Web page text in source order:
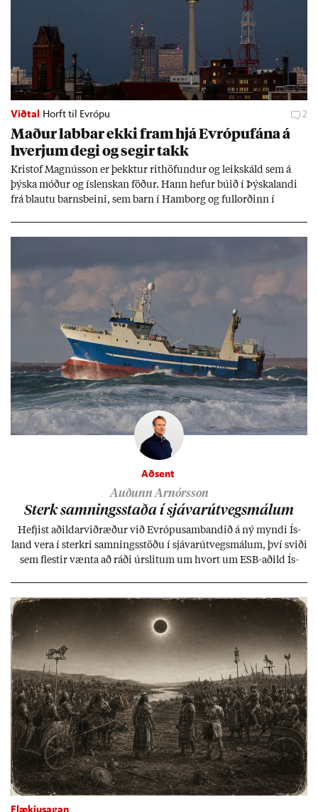
Viðtal Horft til Evrópu 2
Mað­ur labb­ar ekki fram hjá Evr­ópuf­ána á
hverj­um degi og seg­ir takk
Kri­stof Magnús­son er þekkt­ur rit­höf­und­ur og leik­skáld sem á
þýska móð­ur og ís­lensk­an föð­ur. Hann hef­ur bú­ið í Þýskalandi
frá blautu barns­beini, sem barn í Ham­borg og full­orð­inn í
Aðsent
Auðunn Arnórsson
Sterk samn­ings­staða í sjáv­ar­út­vegs­mál­um
Hefj­ist að­ild­ar­við­ræð­ur við Evr­ópu­sam­band­ið á ný myndi Ís­
land vera í sterkri samn­ings­stöðu í sjáv­ar­út­vegs­mál­um, því sviði
sem flest­ir vænta að ráði úr­slit­um um hvort um ESB-að­ild Ís­
kerfi, en sveigj­an­leiki til lausna er um­tals­verð­ur.
Flækjusagan